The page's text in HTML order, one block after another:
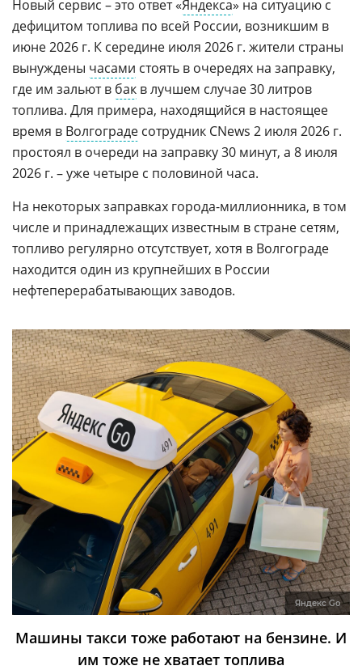
Новый сервис – это ответ «Яндекса» на ситуацию с
дефицитом топлива по всей России, возникшим в
июне 2026 г. К середине июля 2026 г. жители страны
вынуждены часами стоять в очередях на заправку,
где им зальют в бак в лучшем случае 30 литров
топлива. Для примера, находящийся в настоящее
время в Волгограде сотрудник CNews 2 июля 2026 г.
простоял в очереди на заправку 30 минут, а 8 июля
2026 г. – уже четыре с половиной часа.
На некоторых заправках города-миллионника, в том
числе и принадлежащих известным в стране сетям,
топливо регулярно отсутствует, хотя в Волгограде
находится один из крупнейших в России
нефтеперерабатывающих заводов.
Яндекс Go
Машины такси тоже работают на бензине. И
им тоже не хватает топлива